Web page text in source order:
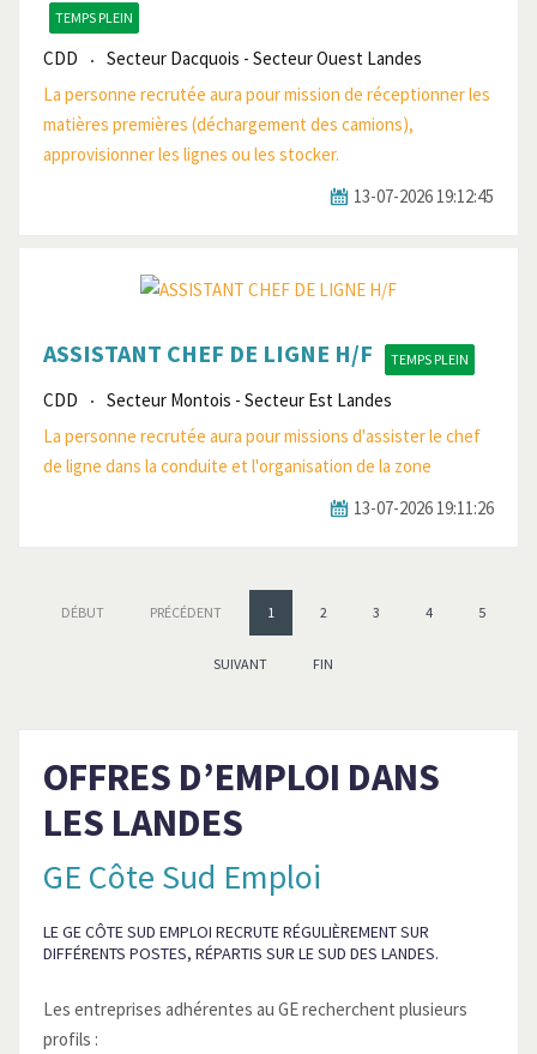
TEMPS PLEIN
CDD
Secteur Dacquois - Secteur Ouest Landes
La personne recrutée aura pour mission de réceptionner les
matières premières (déchargement des camions),
approvisionner les lignes ou les stocker.
13-07-2026 19:12:45
ASSISTANT CHEF DE LIGNE H/F TEMPS PLEIN
CDD
Secteur Montois - Secteur Est Landes
La personne recrutée aura pour missions d'assister le chef
de ligne dans la conduite et l'organisation de la zone
13-07-2026 19:11:26
DÉBUT PRÉCÉDENT 1 2 3 4 5
SUIVANT FIN
OFFRES D’EMPLOI DANS
LES LANDES
GE Côte Sud Emploi
LE GE CÔTE SUD EMPLOI RECRUTE RÉGULIÈREMENT SUR
DIFFÉRENTS POSTES, RÉPARTIS SUR LE SUD DES LANDES.
Les entreprises adhérentes au GE recherchent plusieurs
profils :